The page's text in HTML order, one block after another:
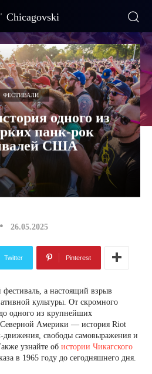
Chicagovski
ФЕСТИВАЛИ
одного из
панк-рок
США
26.05.2025
Twitter Pinterest
а настоящий взрыв
культуры. От скромного
одного из крупнейших
Америки — история Riot
движения, свободы самовыражения и
узнайте об истории Чикагского
в 1965 году до сегодняшнего дня.